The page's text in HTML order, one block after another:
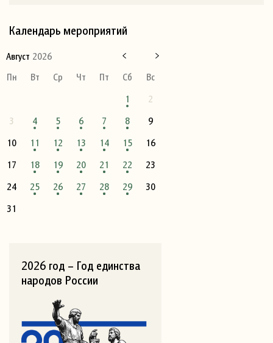
Календарь мероприятий
Август 2026
Пн
Вт Ср Чт Пт Сб
Вс
1
2
3
4 5 6 7 8
9
10
11 12 13 14 15
16
17
18 19 20 21 22
23
24
25 26 27 28 29
30
31
2026 год – Год единства
народов России